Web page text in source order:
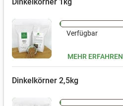
Verfügbar
MEHR ERFAHREN
Dinkelkörner 2,5kg